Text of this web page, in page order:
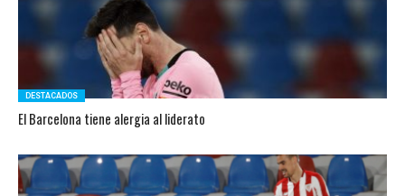
DESTACADOS
El Barcelona tiene alergia al liderato